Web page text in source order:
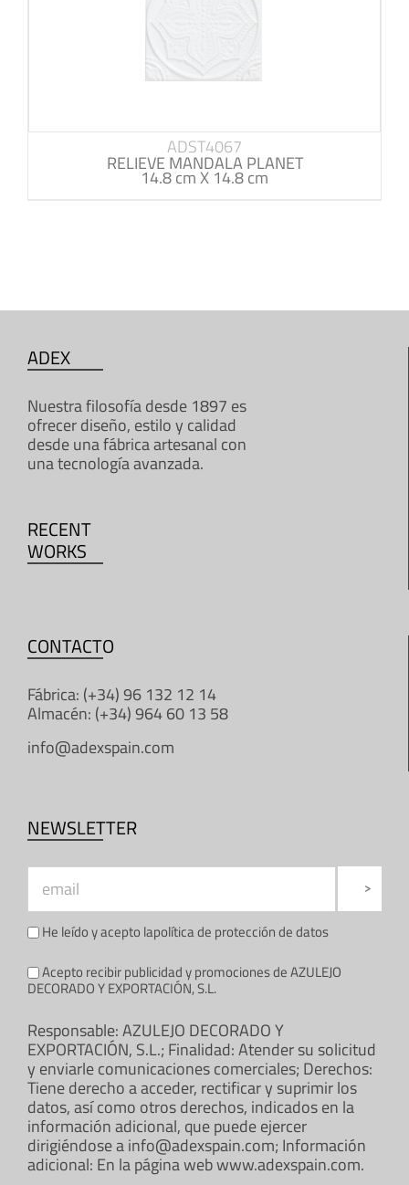
ADST4067
RELIEVE MANDALA PLANET
14.8 cm X 14.8 cm
ADEX
Nuestra filosofía desde 1897 es
ofrecer diseño, estilo y calidad
desde una fábrica artesanal con
una tecnología avanzada.
RECENT
WORKS
CONTACTO
Fábrica: (+34) 96 132 12 14
Almacén: (+34) 964 60 13 58
info@adexspain.com
NEWSLETTER
He leído y acepto lapolítica de protección de datos
Acepto recibir publicidad y promociones de AZULEJO
DECORADO Y EXPORTACIÓN, S.L.
Responsable: AZULEJO DECORADO Y
EXPORTACIÓN, S.L.; Finalidad: Atender su solicitud
y enviarle comunicaciones comerciales; Derechos:
Tiene derecho a acceder, rectificar y suprimir los
datos, así como otros derechos, indicados en la
información adicional, que puede ejercer
dirigiéndose a info@adexspain.com; Información
adicional: En la página web www.adexspain.com.